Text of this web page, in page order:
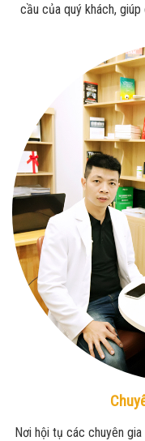
cầu của quý khách,
Nơi hội tụ các chuyên